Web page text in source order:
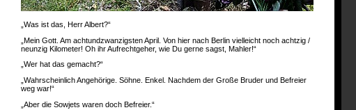
„Was ist das, Herr Albert?“
„Mein Gott. Am achtundzwanzigsten April. Von hier nach Berlin vielleicht noch achtzig /
neunzig Kilometer! Oh ihr Aufrechtgeher, wie Du gerne sagst, Mahler!“
„Wer hat das gemacht?“
„Wahrscheinlich Angehörige. Söhne. Enkel. Nachdem der Große Bruder und Befreier
weg war!“
„Aber die Sowjets waren doch Befreier.“